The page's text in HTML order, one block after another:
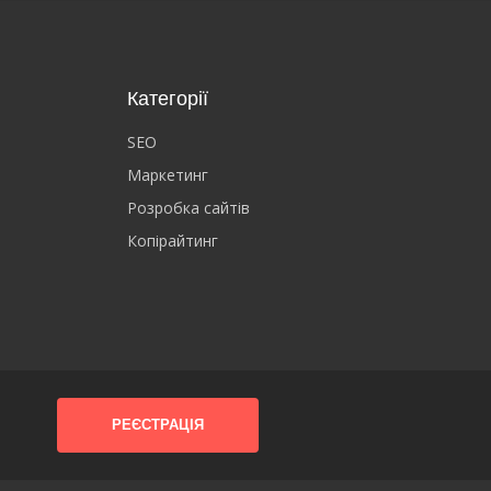
Категорії
SEO
Маркетинг
Розробка сайтів
Копірайтинг
РЕЄСТРАЦІЯ